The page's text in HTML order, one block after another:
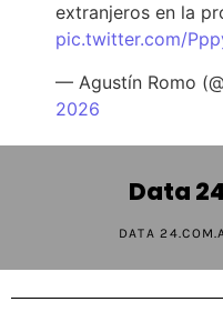
extranjeros en la
pic.twitter.com/
— Agustín Romo
2026
Data
DATA